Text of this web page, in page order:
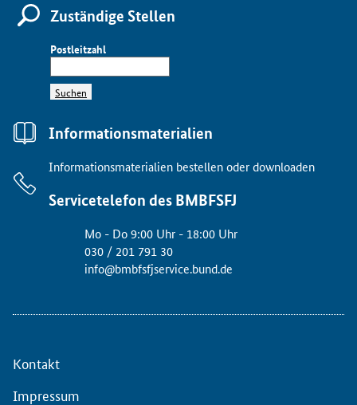
Zuständige Stellen
Postleitzahl
Suchen
Informationsmaterialien
Informationsmaterialien bestellen oder downloaden
Servicetelefon des BMBFSFJ
Mo - Do 9:00 Uhr - 18:00 Uhr
030 / 201 791 30
info@bmbfsfjservice.bund.de
Kontakt
Impressum